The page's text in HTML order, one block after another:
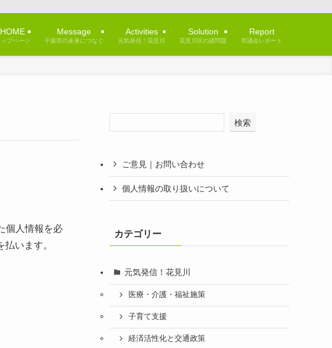
HOME
ップページ
Message
千葉市の未来につなぐ
Activities
元気発信！花見川
Solution
花見川区の諸問題
Report
市議会レポート
個人情報を必
います。
検索
ご意見｜お問い合わせ
個人情報の取り扱いについて
カテゴリー
元気発信！花見川
医療・介護・福祉施策
子育て支援
経済活性化と交通政策